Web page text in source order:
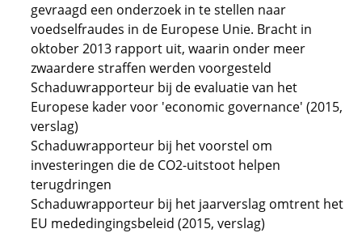
gevraagd een onderzoek in te stellen naar
voedselfraudes in de Europese Unie. Bracht in
oktober 2013 rapport uit, waarin onder meer
zwaardere straffen werden voorgesteld
Schaduwrapporteur bij de evaluatie van het
Europese kader voor 'economic governance' (2015,
verslag)
Schaduwrapporteur bij het voorstel om
investeringen die de CO2-uitstoot helpen
terugdringen
Schaduwrapporteur bij het jaarverslag omtrent het
EU mededingingsbeleid (2015, verslag)